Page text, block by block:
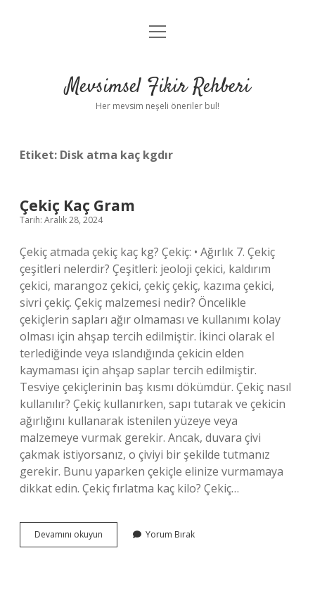
Anasayfa
Yasal Uyarı
menüyü
Mevsimsel Fikir Rehberi
Her mevsim neşeli öneriler bul!
Etiket: Disk atma kaç kgdır
Çekiç Kaç Gram
Tarih: Aralık 28, 2024
Çekiç atmada çekiç kaç kg? Çekiç: • Ağırlık 7. Çekiç
çeşitleri nelerdir? Çeşitleri: jeoloji çekici, kaldırım
çekici, marangoz çekici, çekiç çekiç, kazıma çekici,
sivri çekiç. Çekiç malzemesi nedir? Öncelikle
çekiçlerin sapları ağır olmaması ve kullanımı kolay
olması için ahşap tercih edilmiştir. İkinci olarak el
terlediğinde veya ıslandığında çekicin elden
kaymaması için ahşap saplar tercih edilmiştir.
Tesviye çekiçlerinin baş kısmı dökümdür. Çekiç nasıl
kullanılır? Çekiç kullanırken, sapı tutarak ve çekicin
ağırlığını kullanarak istenilen yüzeye veya
malzemeye vurmak gerekir. Ancak, duvara çivi
çakmak istiyorsanız, o çiviyi bir şekilde tutmanız
gerekir. Bunu yaparken çekiçle elinize vurmamaya
dikkat edin. Çekiç fırlatma kaç kilo? Çekiç…
Devamını okuyun
Kaç
Yorum Bırak